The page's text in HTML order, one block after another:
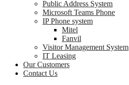
Public Address System
Microsoft Teams Phone
IP Phone system
Mitel
Fanvil
Visitor Management System
IT Leasing
Our Customers
Contact Us